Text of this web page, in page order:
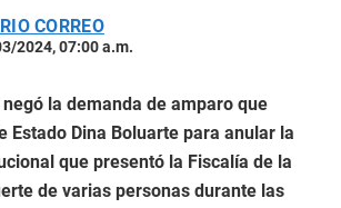
CORREO
2024, 07:00 a.m.
la demanda de amparo que
Estado Dina Boluarte para anular la
que presentó la Fiscalía de la
de varias personas durante las